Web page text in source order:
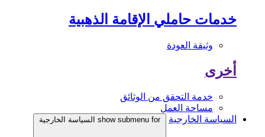
خدمات حاملي الإقامة الذهبية
وثيقة العودة
أخرى
خدمة التحقق من الوثائق
مساحة العمل
السياسة الخارجية
show submenu for السياسة الخارجية